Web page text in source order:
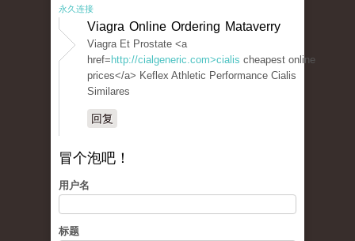
永久连接
Viagra Online Ordering Mataverry
Viagra Et Prostate <a
href= http://cialgeneric.com>cialis cheapest online
prices</a> Keflex Athletic Performance Cialis
Similares
回复
冒个泡吧！
用户名
标题